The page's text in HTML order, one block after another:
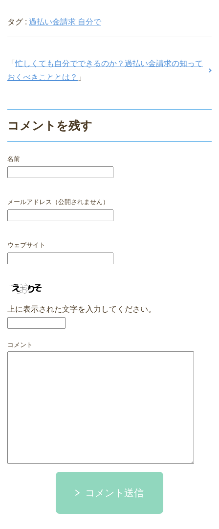
タグ : 過払い金請求 自分で
「忙しくても自分でできるのか？過払い金請求の知って
おくべきこととは？ 」
コメントを残す
名前
メールアドレス（公開されません）
ウェブサイト
上に表示された文字を入力してください。
コメント
コメント送信